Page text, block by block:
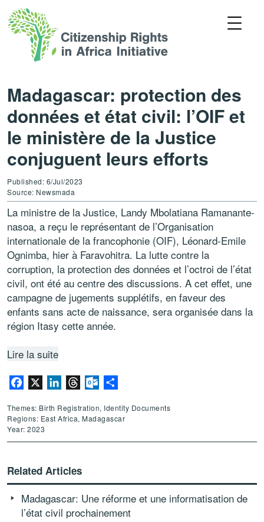
Madagascar: protection des
données et état civil: l’OIF et
le ministère de la Justice
conjuguent leurs efforts
Published: 6/Jul/2023
Source: Newsmada
La ministre de la Justice, Landy Mbolatiana Rama­nan­te­
nasoa, a reçu le représentant de l’Organisation
internationale de la francophonie (OIF), Léonard-Emile
Ognimba, hier à Faravohitra. La lutte contre la
corruption, la protection des données et l’octroi de l’état
civil, ont été au centre des discussions. A cet effet, une
campagne de jugements supplétifs, en faveur des
enfants sans acte de naissance, sera organisée dans la
région Itasy cette année.
Lire la suite
Facebook LinkedInThreadsOutlook.com
Themes: Birth Registration, Identity Documents
Regions: East Africa, Madagascar
Year: 2023
Related Articles
Madagascar: Une réforme et une informatisation de
l’état civil prochainement